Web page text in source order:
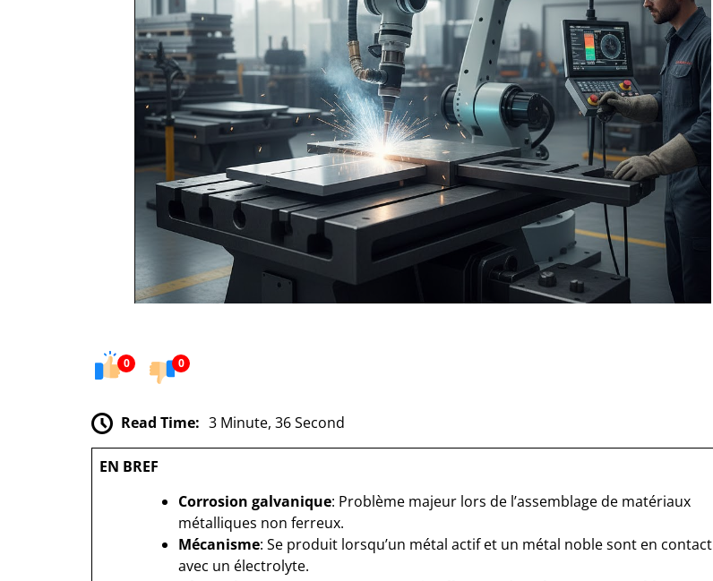
0 0
Read Time: 3 Minute, 36 Second
EN BREF
Corrosion galvanique: Problème majeur lors de l’assemblage de matériaux
métalliques non ferreux.
Mécanisme: Se produit lorsqu’un métal actif et un métal noble sont en contact
avec un électrolyte.